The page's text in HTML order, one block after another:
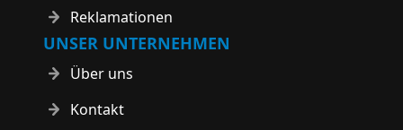
Reklamationen
UNSER UNTERNEHMEN
Über uns
Kontakt